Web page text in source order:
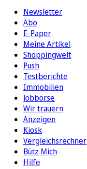
Newsletter
Abo
E-Paper
Meine Artikel
Shoppingwelt
Push
Testberichte
Immobilien
Jobbörse
Wir trauern
Anzeigen
Kiosk
Vergleichsrechner
Bütz Mich
Hilfe